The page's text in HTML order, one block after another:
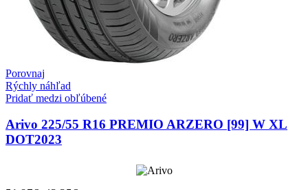
Porovnaj
Rýchly náhľad
Pridať medzi obľúbené
Arivo 225/55 R16 PREMIO ARZERO [99] W XL
DOT2023